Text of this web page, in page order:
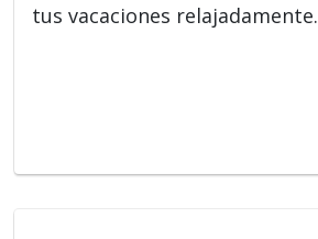
tus vacaciones relajadamente.